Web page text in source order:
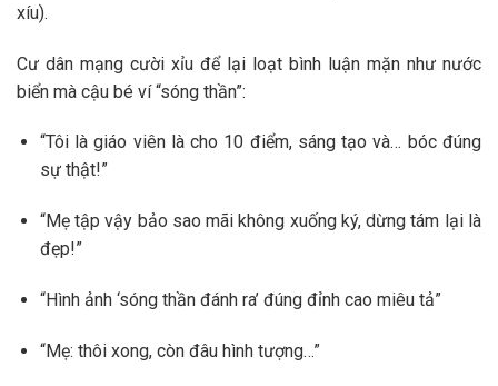
xíu).
Cư dân mạng cười xỉu để lại loạt bình luận mặn như nước
biển mà cậu bé ví “sóng thần”:
“Tôi là giáo viên là cho 10 điểm, sáng tạo và… bóc đúng
sự thật!”
“Mẹ tập vậy bảo sao mãi không xuống ký, dừng tám lại là
đẹp!”
“Hình ảnh ‘sóng thần đánh ra’ đúng đỉnh cao miêu tả”
“Mẹ: thôi xong, còn đâu hình tượng…”